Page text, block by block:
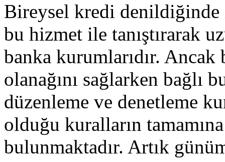
Bireysel kredi
bu hizmet ile tanıştırarak
banka kurumlarıdır.
olanağını sağlarken bağlı
düzenleme ve denetleme
olduğu kuralların
bulunmaktadır. Artık